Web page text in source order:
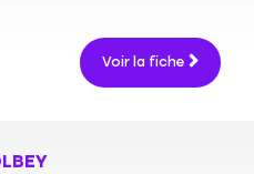
Voir la fiche